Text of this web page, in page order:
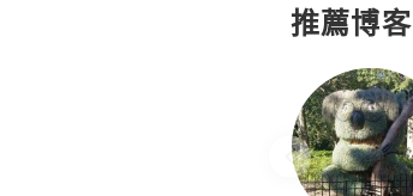
推薦博客